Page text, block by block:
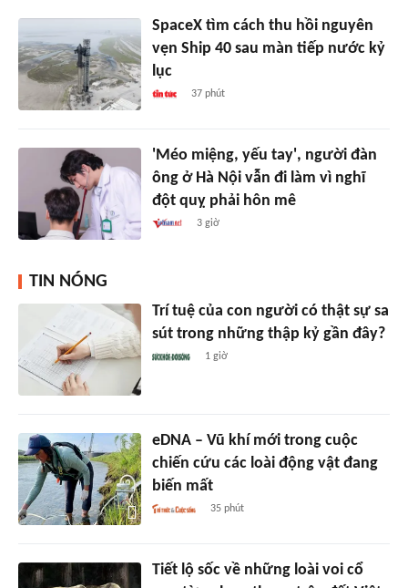
SpaceX tìm cách thu hồi nguyên
vẹn Ship 40 sau màn tiếp nước kỷ
lục
37 phút
'Méo miệng, yếu tay', người đàn
ông ở Hà Nội vẫn đi làm vì nghĩ
đột quỵ phải hôn mê
3 giờ
TIN NÓNG
Trí tuệ của con người có thật sự sa
sút trong những thập kỷ gần đây?
1 giờ
eDNA – Vũ khí mới trong cuộc
chiến cứu các loài động vật đang
biến mất
35 phút
Tiết lộ sốc về những loài voi cổ